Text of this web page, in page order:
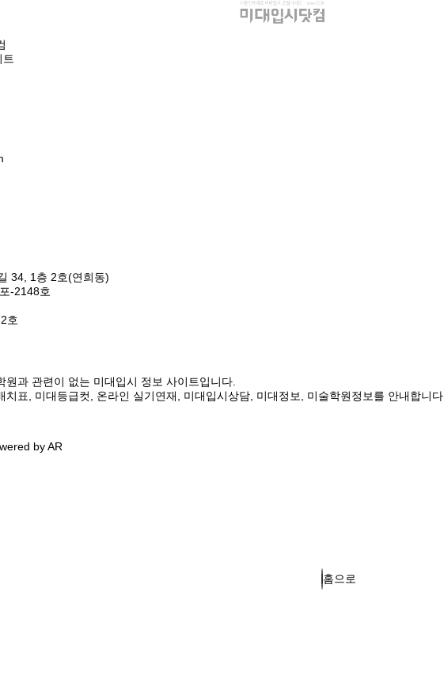
34, 1층 2호(연희동)
-2148호
호
과 관련이 없는 미대입시 정보 사이트입니다.
치표, 미대등급컷, 온라인 실기연재, 미대입시상담, 미대정보, 미술학원정보를 안내합니다.
by AR
홈으로